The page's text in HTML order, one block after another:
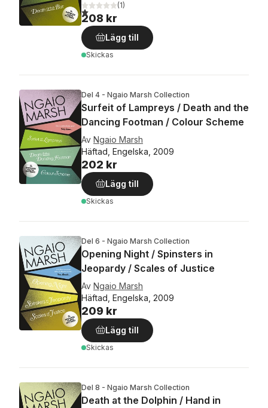
1,0utav 5 stjärnor. Totalt antal röster:
(1)
208 kr
Lägg till
Skickas
Del 4 - Ngaio Marsh Collection
Surfeit of Lampreys / Death and the
Dancing Footman / Colour Scheme
Av Ngaio Marsh
Häftad, Engelska, 2009
202 kr
Lägg till
Skickas
Del 6 - Ngaio Marsh Collection
Opening Night / Spinsters in
Jeopardy / Scales of Justice
Av Ngaio Marsh
Häftad, Engelska, 2009
209 kr
Lägg till
Skickas
Del 8 - Ngaio Marsh Collection
Death at the Dolphin / Hand in